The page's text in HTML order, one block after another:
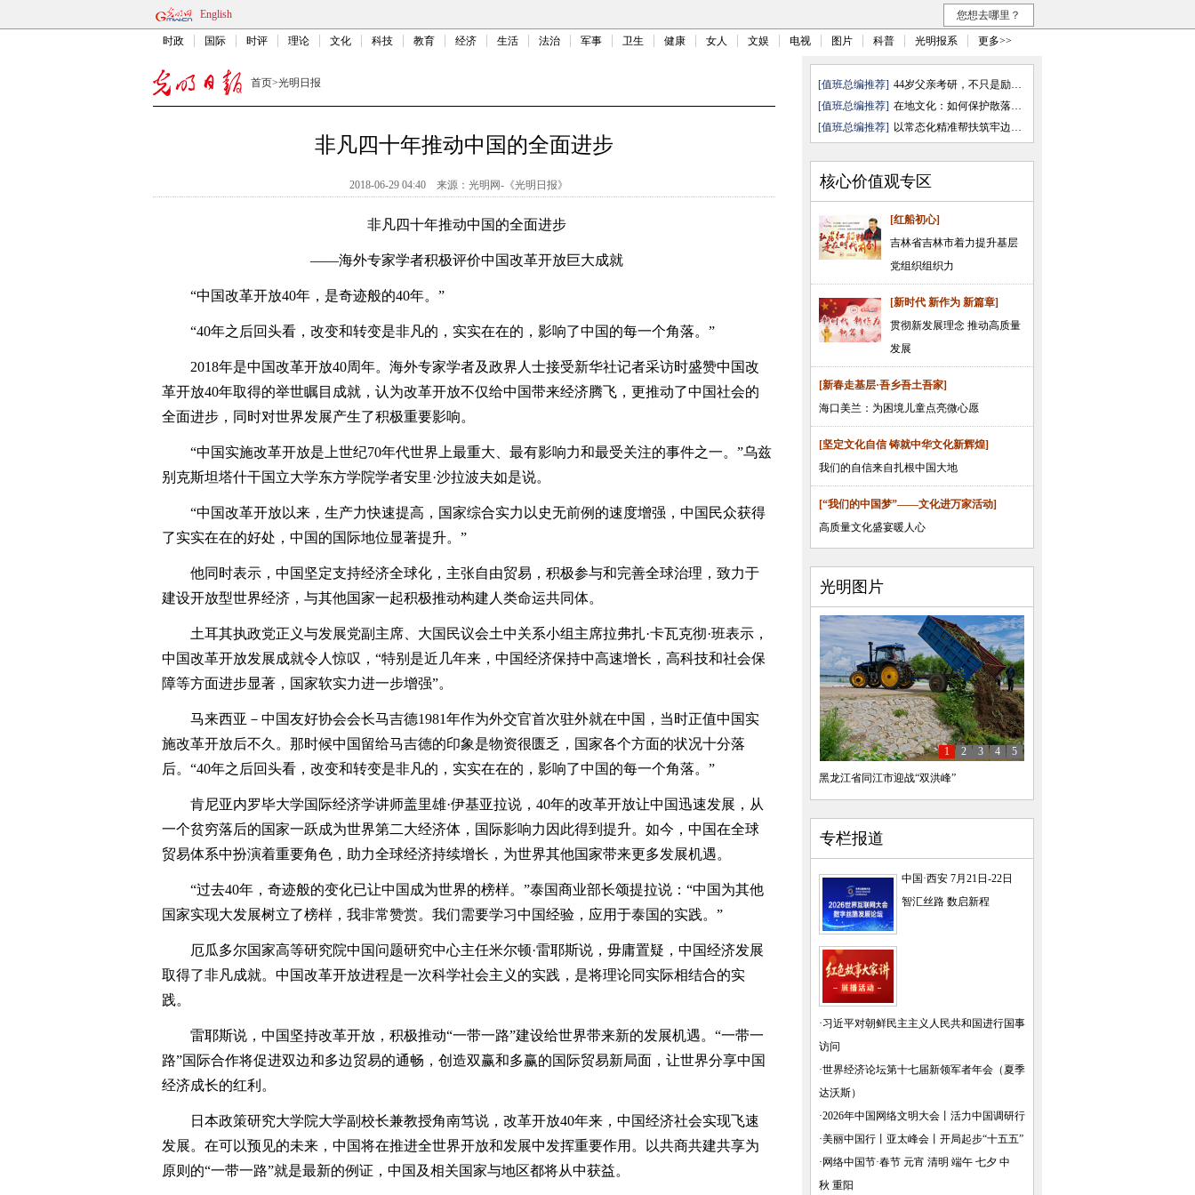
English 您想去哪里？
时政 国际 时评 理论 文化 科技 教育 经济 生活 法治 军事 卫生 健康 女人 文娱 电视 图片 科普 光明报系 更多>>
首页>光明日报
非凡四十年推动中国的全面进步
2018-06-29 04:40 来源： 光明网-《光明日报》
非凡四十年推动中国的全面进步
——海外专家学者积极评价中国改革开放巨大成就
“中国改革开放40年，是奇迹般的40年。”
“40年之后回头看，改变和转变是非凡的，实实在在的，影响了中国的每一个角落。”
2018年是中国改革开放40周年。海外专家学者及政界人士接受新华社记者采访时盛赞中国改
革开放40年取得的举世瞩目成就，认为改革开放不仅给中国带来经济腾飞，更推动了中国社会的
全面进步，同时对世界发展产生了积极重要影响。
“中国实施改革开放是上世纪70年代世界上最重大、最有影响力和最受关注的事件之一。”乌兹
别克斯坦塔什干国立大学东方学院学者安里·沙拉波夫如是说。
“中国改革开放以来，生产力快速提高，国家综合实力以史无前例的速度增强，中国民众获得
了实实在在的好处，中国的国际地位显著提升。”
他同时表示，中国坚定支持经济全球化，主张自由贸易，积极参与和完善全球治理，致力于
建设开放型世界经济，与其他国家一起积极推动构建人类命运共同体。
土耳其执政党正义与发展党副主席、大国民议会土中关系小组主席拉弗扎·卡瓦克彻·班表示，
中国改革开放发展成就令人惊叹，“特别是近几年来，中国经济保持中高速增长，高科技和社会保
障等方面进步显著，国家软实力进一步增强”。
马来西亚－中国友好协会会长马吉德1981年作为外交官首次驻外就在中国，当时正值中国实
施改革开放后不久。那时候中国留给马吉德的印象是物资很匮乏，国家各个方面的状况十分落
后。“40年之后回头看，改变和转变是非凡的，实实在在的，影响了中国的每一个角落。”
肯尼亚内罗毕大学国际经济学讲师盖里雄·伊基亚拉说，40年的改革开放让中国迅速发展，从
一个贫穷落后的国家一跃成为世界第二大经济体，国际影响力因此得到提升。如今，中国在全球
贸易体系中扮演着重要角色，助力全球经济持续增长，为世界其他国家带来更多发展机遇。
“过去40年，奇迹般的变化已让中国成为世界的榜样。”泰国商业部长颂提拉说：“中国为其他
国家实现大发展树立了榜样，我非常赞赏。我们需要学习中国经验，应用于泰国的实践。”
厄瓜多尔国家高等研究院中国问题研究中心主任米尔顿·雷耶斯说，毋庸置疑，中国经济发展
取得了非凡成就。中国改革开放进程是一次科学社会主义的实践，是将理论同实际相结合的实
践。
雷耶斯说，中国坚持改革开放，积极推动“一带一路”建设给世界带来新的发展机遇。“一带一
路”国际合作将促进双边和多边贸易的通畅，创造双赢和多赢的国际贸易新局面，让世界分享中国
经济成长的红利。
日本政策研究大学院大学副校长兼教授角南笃说，改革开放40年来，中国经济社会实现飞速
发展。在可以预见的未来，中国将在推进全世界开放和发展中发挥重要作用。以共商共建共享为
原则的“一带一路”就是最新的例证，中国及相关国家与地区都将从中获益。
[值班总编推荐]
44岁父亲考研，不只是励志故事
[值班总编推荐]
在地文化：如何保护散落的文化“ ...
[值班总编推荐]
以常态化精准帮扶筑牢边疆民族地 ...
核心价值观专区
[红船初心]
吉林省吉林市着力提升基层
党组织组织力
[新时代 新作为 新篇章]
贯彻新发展理念 推动高质量
发展
[新春走基层·吾乡吾土吾家]
海口美兰：为困境儿童点亮微心愿
[坚定文化自信 铸就中华文化新辉煌]
我们的自信来自扎根中国大地
[“我们的中国梦”——文化进万家活动]
高质量文化盛宴暖人心
光明图片
黑龙江省同江市迎战“双洪峰”
1 2 3 4 5
专栏报道
中国·西安 7月21日-22日
智汇丝路 数启新程
·习近平对朝鲜民主主义人民共和国进行国事
访问
·世界经济论坛第十七届新领军者年会（夏季
达沃斯）
·2026年中国网络文明大会
活力中国调研行
·美丽中国行 亚太峰会
开局起步“十五五”
· 网络中国节·春节 元宵 清明 端午 七夕 中
秋 重阳